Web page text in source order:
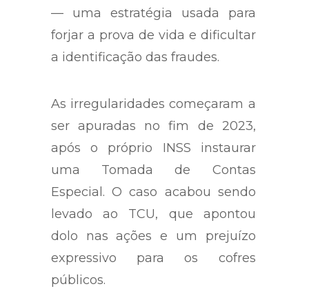
— uma estratégia usada para
forjar a prova de vida e dificultar
a identificação das fraudes.
As irregularidades começaram a
ser apuradas no fim de 2023,
após o próprio INSS instaurar
uma Tomada de Contas
Especial. O caso acabou sendo
levado ao TCU, que apontou
dolo nas ações e um prejuízo
expressivo para os cofres
públicos.